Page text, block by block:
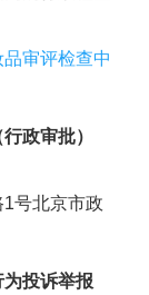
审评检查中
政审批）
号北京市政
投诉举报